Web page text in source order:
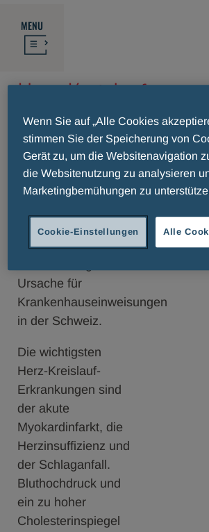
MENU
Herz-Kreislauf-
Erkrankungen
Herz-Kreislauf-
Erkrankungen sind
häufigste
Todesursache und
Ursache für
Krankenhauseinweisungen
in der Schweiz.
Die wichtigsten
Herz-Kreislauf-
Erkrankungen sind
der akute
Myokardinfarkt, die
Herzinsuffizienz und
der Schlaganfall.
Bluthochdruck und
ein zu hoher
Cholesterinspiegel
Wenn Sie auf „Alle Cookies
stimmen Sie der Speicherung von
Gerät zu, um die Websitenavigation
die Websitenutzung zu analysieren
Marketingbemühungen zu
Alle
Cookie-Einstellungen